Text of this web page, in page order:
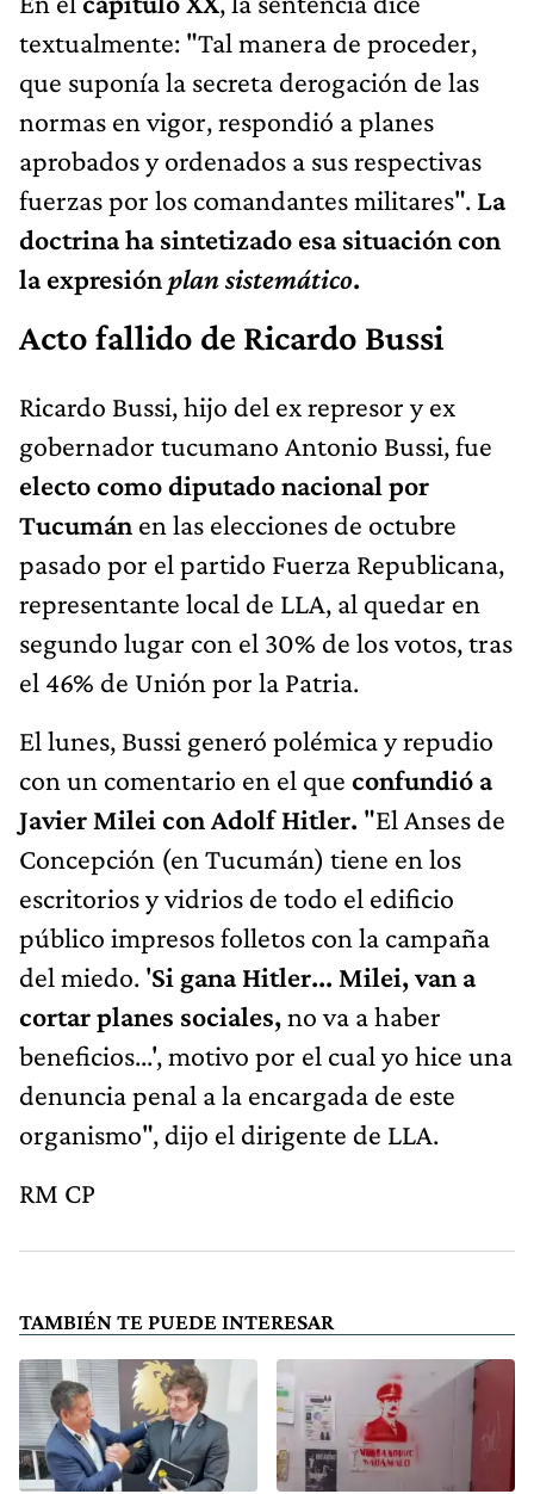
textualmente: "Tal manera de proceder,
que suponía la secreta derogación de las
normas en vigor, respondió a planes
aprobados y ordenados a sus respectivas
fuerzas por los comandantes militares". La
doctrina ha sintetizado esa situación con
la expresiónplan sistemático.
Acto fallido de Ricardo Bussi
Ricardo Bussi, hijo del ex represor y ex
gobernador tucumano Antonio Bussi, fue
electo como diputado nacional por
Tucumán en las elecciones de octubre
pasado por el partido Fuerza Republicana,
representante local de LLA, al quedar en
segundo lugar con el 30% de los votos, tras
el 46% de Unión por la Patria.
El lunes, Bussi generó polémica y repudio
con un comentario en el que confundió a
Javier Milei con Adolf Hitler. "El Anses de
Concepción (en Tucumán) tiene en los
escritorios y vidrios de todo el edificio
público impresos folletos con la campaña
del miedo. 'Si gana Hitler... Milei, van a
cortar planes sociales,no va a haber
beneficios...', motivo por el cual yo hice una
denuncia penal a la encargada de este
organismo", dijo el dirigente de LLA.
RM CP
TAMBIÉN TE PUEDE INTERESAR